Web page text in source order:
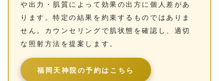
や出力・肌質によって効果の出方に個人差があ
ります。特定の結果を約束するものではありま
せん。カウンセリングで肌状態を確認し、適切
な照射方法を提案します。
福岡天神院の予約はこちら